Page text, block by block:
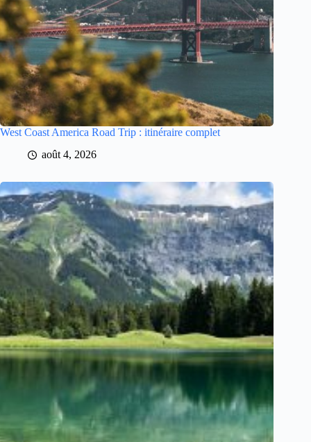
West Coast America Road Trip : itinéraire complet
août 4, 2026